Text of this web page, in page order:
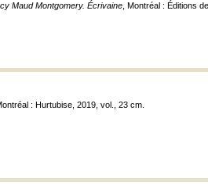
Maud Montgomery. Écrivaine , Montréal : Éditions
: Hurtubise, 2019, vol., 23 cm.